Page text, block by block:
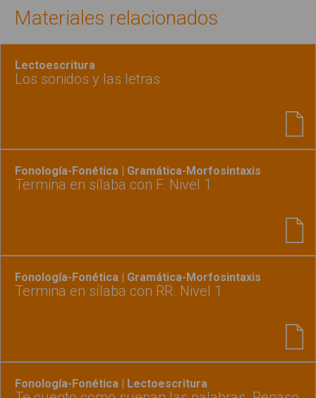
Materiales relacionados
Lectoescritura
Los sonidos y las letras
Fonología-Fonética | Gramática-Morfosintaxis
Termina en sílaba con F. Nivel 1
Fonología-Fonética | Gramática-Morfosintaxis
Termina en sílaba con RR. Nivel 1
Fonología-Fonética | Lectoescritura